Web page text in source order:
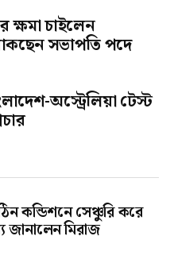
ক্ষমা চাইলেন
সভাপতি পদে
অস্ট্রেলিয়া টেস্ট
কন্ডিশনে সেঞ্চুরি করে
জানালেন মিরাজ